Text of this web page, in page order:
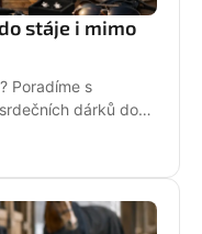
stáje i mimo
Poradíme s
dárků do